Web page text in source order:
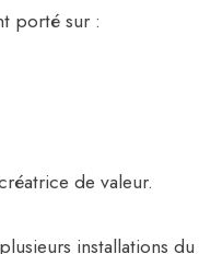
porté sur :
de valeur.
installations